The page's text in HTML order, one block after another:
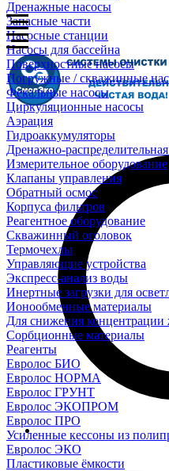
Дренажные насосы
Запасные части
Насосные станции
Насосы для бассейна
Поверхностные насосы
Погружные / скважинные
Фекальные насосы
Циркуляционные насосы
Аэрация
Гидроаккумуляторы
Дренажно-
Измерительное оборудование
Клапаны управления
Обратный осмос
Корпуса фильтров
Реагентное оборудование
Скважинный оголовок
Термочехлы
Управляющие устройства
Экспресс-анализ воды
Инертные загрузки для
Ионообменные материалы
Для снижения концентрации
Сорбционные материалы
Реагенты
Евролос БИО
Евролос НОРМА
Евролос ГРУНТ
Евролос ЭКОПРОМ
Евролос ПРО
Усиленные кессоны из
Евролос ЭКО
Пластиковые ёмкости